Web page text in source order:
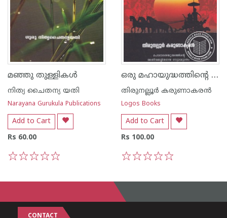
മഞ്ഞു തുള്ളികള്‍
നിത്യ ചൈതന്യ യതി
Narayana Gurukula Publications
Add to Cart
Rs 60.00
ഒരു മഹായുദ്ധത്തിന്റെ പര്യവസാനം
തിരുനല്ലൂര്‍ കരുണാകരന്‍
Logos Books
Add to Cart
Rs 100.00
CONTACT